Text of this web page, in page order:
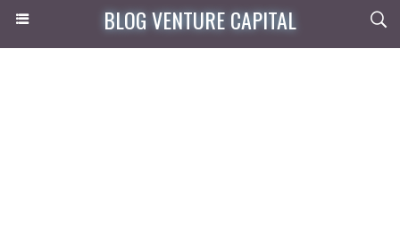
BLOG VENTURE CAPITAL